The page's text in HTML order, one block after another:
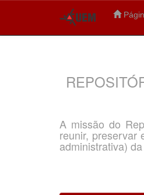
A missão do
reunir, preservar
administrativa)